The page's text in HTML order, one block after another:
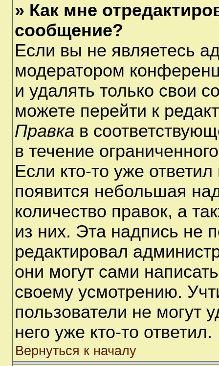
» Как мне
сообщение?
Если вы не являетесь
модератором
и удалять только свои
можете перейти к
Правка в
в течение
Если кто-то уже
появится небольшая
количество правок, а
из них. Эта надпись не
редактировал
они могут сами
своему усмотрению.
пользователи не могут
него уже кто-то ответил.
Вернуться к началу